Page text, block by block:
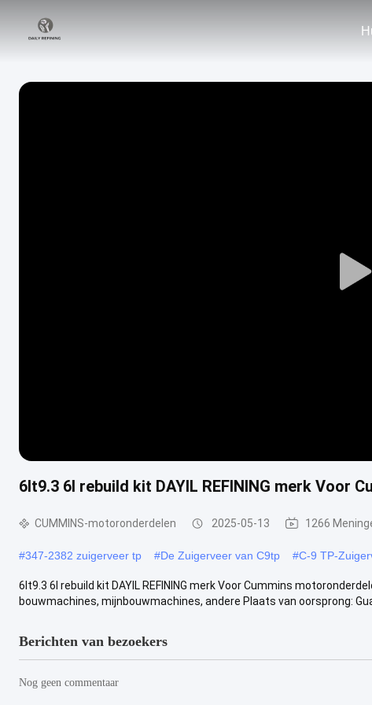
6lt9.3 6l rebuild kit DAYIL REFINING merk Voor
CUMMINS-motoronderdelen 2025-05-13 1266
#347-2382 zuigerveer tp #De Zuigerveer van C9tp #C-9 TP-
6lt9.3 6l rebuild kit DAYIL REFINING merk Voor Cummins
bouwmachines, mijnbouwmachines, andere Plaats van oorsprong:
Berichten van bezoekers
Nog geen commentaar